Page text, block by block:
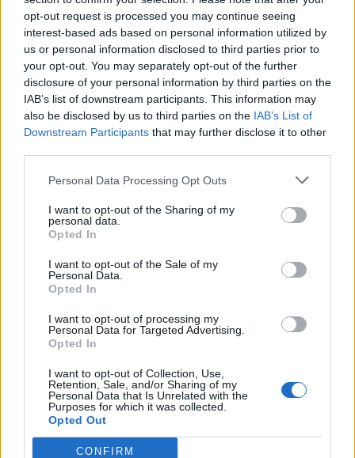
opt-out request is processed you may continue seeing
interest-based ads based on personal information utilized by
us or personal information disclosed to third parties prior to
your opt-out. You may separately opt-out of the further
disclosure of your personal information by third parties on the
IAB’s list of downstream participants. This information may
also be disclosed by us to third parties on the IAB’s List of
Downstream Participants that may further disclose it to other
Personal Data Processing Opt Outs
I want to opt-out of the Sharing of my
personal data.
Opted In
I want to opt-out of the Sale of my
Personal Data.
Opted In
I want to opt-out of processing my
Personal Data for Targeted Advertising.
Opted In
I want to opt-out of Collection, Use,
Retention, Sale, and/or Sharing of my
Personal Data that Is Unrelated with the
Purposes for which it was collected.
Opted Out
CONFIRM
διαφορετικά. Εμείς δεν είμαστε η γενιά της
τηλεόρασης με τα χρυσά συμβόλαια», λέει
τονίζοντας πως ο μισθός δεν πάει ανάλογα με
το make up. «Οι τωρινοί μισθοί της τηλεόρασης
πλησιάζουν τα 800 ευρώ. Το ότι εμείς
φτιάχνουμε μαλλί και βαφόμαστε πρωί πρωί για
να πάμε στη δουλειά μας δεν σημαίνει κάτι. Δεν
πάει ανάλογα ο μισθός με το make-up».
Κατερίνα Ζαρίφη
ΡΟΗ ΕΙΔΗΣΕΩΝ